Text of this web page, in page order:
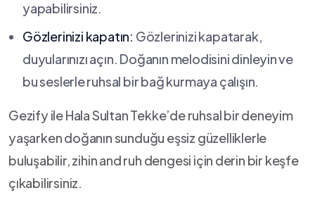
yapabilirsiniz.
Gözlerinizi kapatın: Gözlerinizi kapatarak,
duyularınızı açın. Doğanın melodisini dinleyin⁢ ve
bu seslerle ⁢ruhsal bir bağ kurmaya çalışın.
Gezify ile Hala ‌Sultan Tekke’de ruhsal ⁢bir deneyim
yaşarken doğanın sunduğu eşsiz güzelliklerle
buluşabilir, zihin and ruh dengesi için⁢ derin bir‍ keşfe
çıkabilirsiniz.